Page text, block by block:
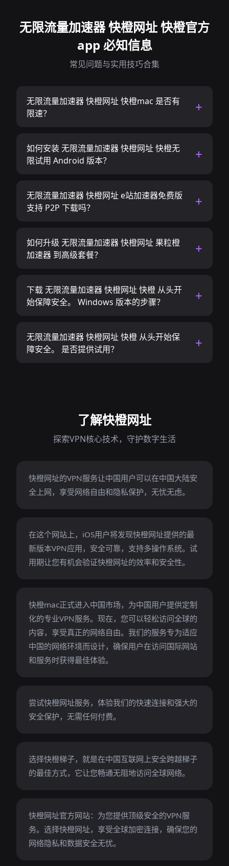
无限流量加速器 快橙网址 快橙官方
app 必知信息
常见问题与实用技巧合集
无限流量加速器 快橙网址 快橙mac 是否有
限速？
如何安装 无限流量加速器 快橙网址 快橙无
限试用 Android 版本？
无限流量加速器 快橙网址 e站加速器免费版
支持 P2P 下载吗？
如何升级 无限流量加速器 快橙网址 果粒橙
加速器 到高级套餐？
下载 无限流量加速器 快橙网址 快橙 从头开
始保障安全。 Windows 版本的步骤？
无限流量加速器 快橙网址 快橙 从头开始保
障安全。 是否提供试用？
了解快橙网址
探索VPN核心技术，守护数字生活
快橙网址的VPN服务让中国用户可以在中国大陆安
全上网，享受网络自由和隐私保护，无忧无虑。
在这个网站上，iOS用户将发现快橙网址提供的最
新版本VPN应用，安全可靠，支持多操作系统。试
用期让您有机会验证快橙网址的效率和安全性。
快橙mac正式进入中国市场，为中国用户提供定制
化的专业VPN服务。现在，您可以轻松访问全球的
内容，享受真正的网络自由。我们的服务专为适应
中国的网络环境而设计，确保用户在访问国际网站
和服务时获得最佳体验。
尝试快橙网址服务，体验我们的快速连接和强大的
安全保护，无需任何付费。
选择快橙梯子，就是在中国互联网上安全跨越梯子
的最佳方式，它让您畅通无阻地访问全球网络。
快橙网址官方网站：为您提供顶级安全的VPN服
务。选择快橙网址，享受全球加密连接，确保您的
网络隐私和数据安全无忧。